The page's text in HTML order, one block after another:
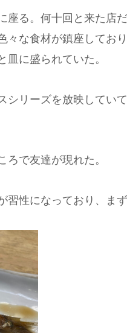
座る。何十回と来た店
々な食材が鎮座してお
皿に盛られていた。
シリーズを放映してい
で友達が現れた。
性になっており、ま